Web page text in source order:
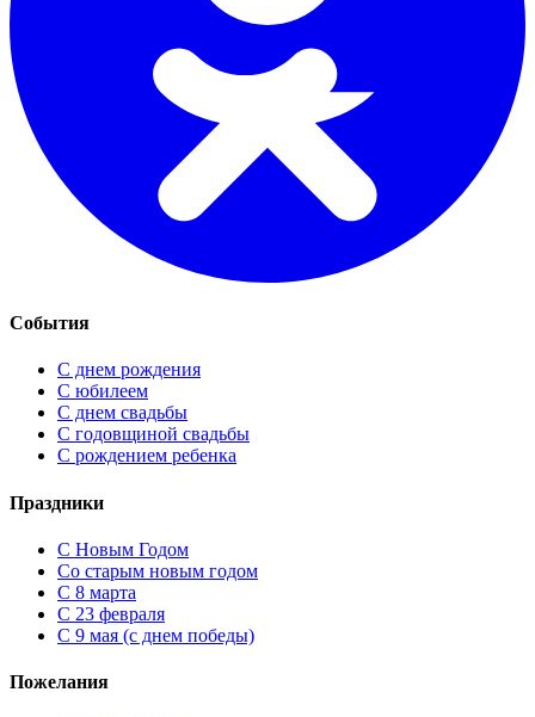
События
С днем рождения
С юбилеем
С днем свадьбы
С годовщиной свадьбы
С рождением ребенка
Праздники
C Новым Годом
Cо старым новым годом
С 8 марта
С 23 февраля
С 9 мая (с днем победы)
Пожелания